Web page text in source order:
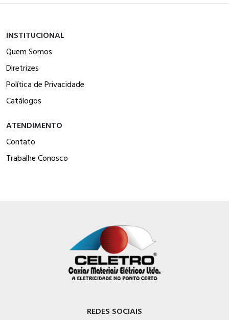
INSTITUCIONAL
Quem Somos
Diretrizes
Política de Privacidade
Catálogos
ATENDIMENTO
Contato
Trabalhe Conosco
REDES SOCIAIS